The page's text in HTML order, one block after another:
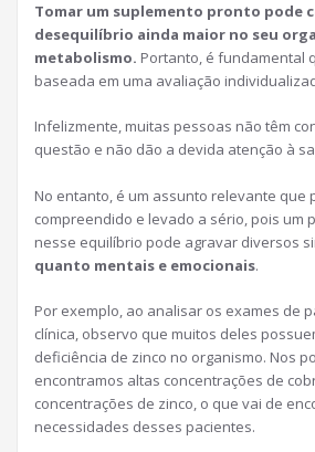
Tomar um suplemento pronto pode
desequilíbrio ainda maior no seu
metabolismo. Portanto, é fundamental
baseada em uma avaliação
Infelizmente, muitas pessoas não têm
questão e não dão a devida atenção à
No entanto, é um assunto relevante que
compreendido e levado a sério, pois um
nesse equilíbrio pode agravar diversos
quanto mentais e emocionais.
Por exemplo, ao analisar os exames de
clínica, observo que muitos deles
deficiência de zinco no organismo. Nos
encontramos altas concentrações de
concentrações de zinco, o que vai de
necessidades desses pacientes.